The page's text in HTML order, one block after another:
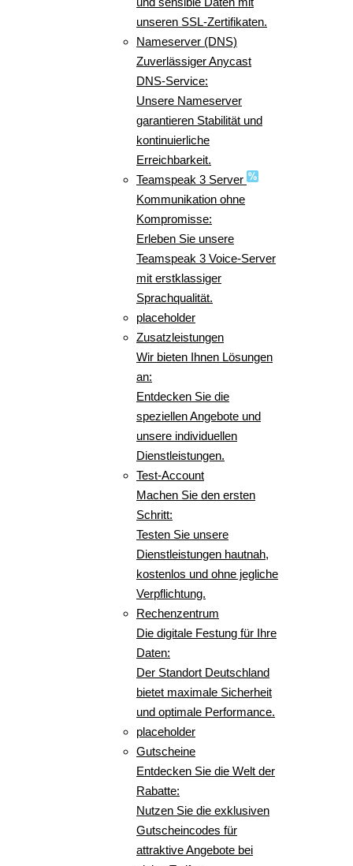
unseren SSL-Zertifikaten.
Nameserver (DNS)
Zuverlässiger Anycast
DNS-Service:
Unsere Nameserver
garantieren Stabilität und
kontinuierliche
Erreichbarkeit.
Teamspeak 3 Server
Kommunikation ohne
Kompromisse:
Erleben Sie unsere
Teamspeak 3 Voice-Server
mit erstklassiger
Sprachqualität.
placeholder
Zusatzleistungen
Wir bieten Ihnen Lösungen
an:
Entdecken Sie die
speziellen Angebote und
unsere individuellen
Dienstleistungen.
Test-Account
Machen Sie den ersten
Schritt:
Testen Sie unsere
Dienstleistungen hautnah,
kostenlos und ohne jegliche
Verpflichtung.
Rechenzentrum
Die digitale Festung für Ihre
Daten:
Der Standort Deutschland
bietet maximale Sicherheit
und optimale Performance.
placeholder
Gutscheine
Entdecken Sie die Welt der
Rabatte:
Nutzen Sie die exklusiven
Gutscheincodes für
attraktive Angebote bei